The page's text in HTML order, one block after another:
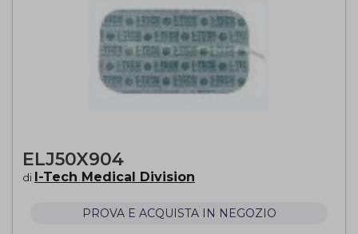
ELJ50X904
di I-Tech Medical Division
PROVA E ACQUISTA IN NEGOZIO